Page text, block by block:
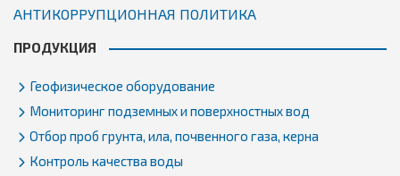
АНТИКОРРУПЦИОННАЯ ПОЛИТИКА
ПРОДУКЦИЯ
Геофизическое оборудование
Мониторинг подземных и поверхностных вод
Отбор проб грунта, ила, почвенного газа, керна
Контроль качества воды